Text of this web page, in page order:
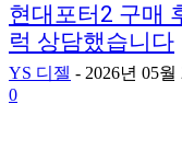
현대포터2 구매
럭 상담했습니다
YS 디젤 - 2026년 05월
0